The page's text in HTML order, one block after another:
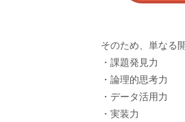
そのため、単なる
・課題発見力
・論理的思考力
・データ活用力
・実装力